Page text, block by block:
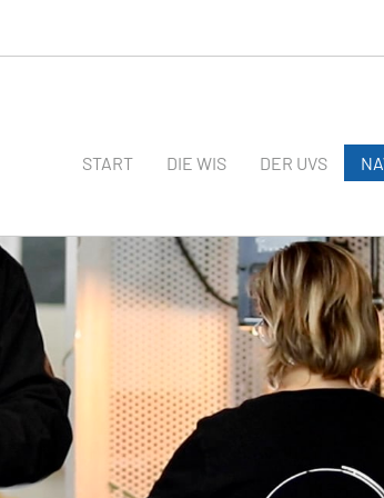
START DIE WIS DER UVS